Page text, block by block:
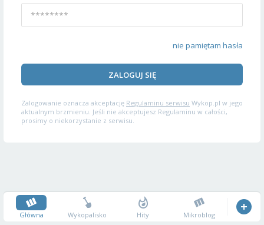
nie pamiętam hasła
ZALOGUJ SIĘ
Zalogowanie oznacza akceptację Regulaminu serwisu Wykop.pl w jego
aktualnym brzmieniu. Jeśli nie akceptujesz Regulaminu w całości,
prosimy o niekorzystanie z serwisu.
Główna Wykopalisko Hity Mikroblog